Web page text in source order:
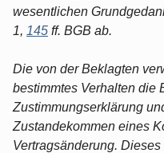
wesentlichen
1, 145 ff. BGB ab.
Die von der Beklagten
bestimmtes Verhalten die
Zustimmungserklärung
Zustandekommen eines
Vertragsänderung.